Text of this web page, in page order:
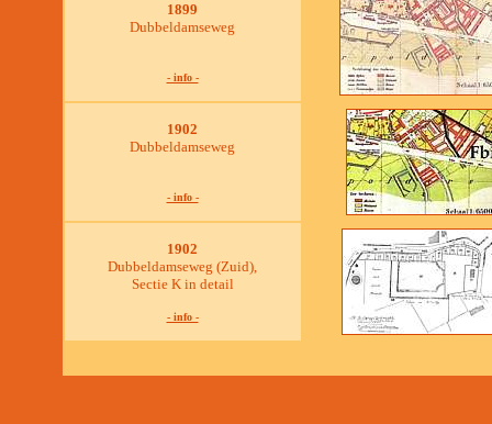
1899
Dubbeldamseweg
- info -
1902
Dubbeldamseweg
- info -
1902
Dubbeldamseweg (Zuid),
Sectie K in detail
- info -